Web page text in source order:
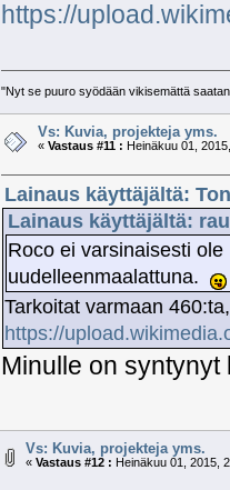
https://
"Nyt se puuro syödään vikisemättä
Vs: Kuvia, projekteja yms.
« Vastaus #11 : Heinäkuu 01,
Lainaus käyttäjältä:
Lainaus käyttäjältä:
Roco ei varsinaisesti
uudelleenmaalattuna.
Tarkoitat varmaan
https://
Minulle on
Vs: Kuvia, projekteja yms.
« Vastaus #12 : Heinäkuu 01, 2015,